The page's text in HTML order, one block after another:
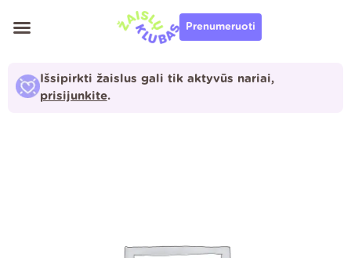
prie
Prenumeruoti
Išsipirkti žaislus gali tik aktyvūs nariai,
prisijunkite.